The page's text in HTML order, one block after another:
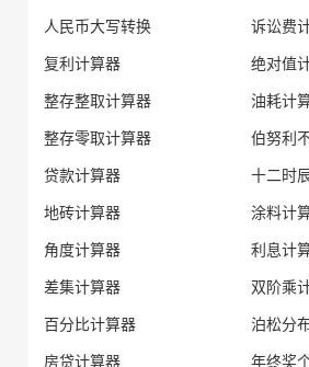
人民币大写转换
诉讼费
复利计算器
绝对值
整存整取计算器
油耗计
整存零取计算器
伯努利
贷款计算器
十二时
地砖计算器
涂料计
角度计算器
利息计
差集计算器
双阶乘
百分比计算器
泊松分
房贷计算器
年终奖